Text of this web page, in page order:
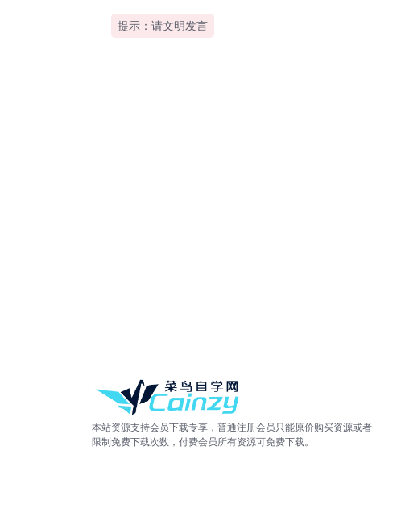
提示：请文明发言
本站资源支持会员下载专享，普通注册会员只能原价购买资源或者
限制免费下载次数，付费会员所有资源可免费下载。